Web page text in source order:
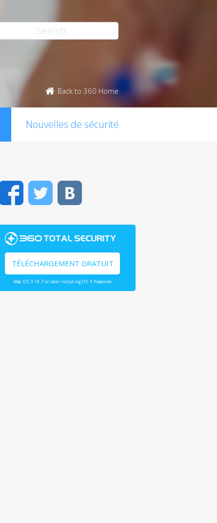
Back to 360 Home
Nouvelles de sécurité
FacebookTwitter
TÉLÉCHARGEMENT GRATUIT
Mac OS X 10.7 or later including OS X Yosemite